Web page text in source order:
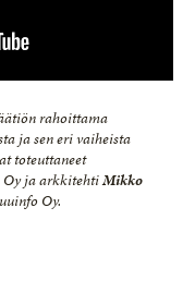
rahoittama
ja sen eri vaiheista
toteuttaneet
Oy ja arkkitehtiMikko
Oy.